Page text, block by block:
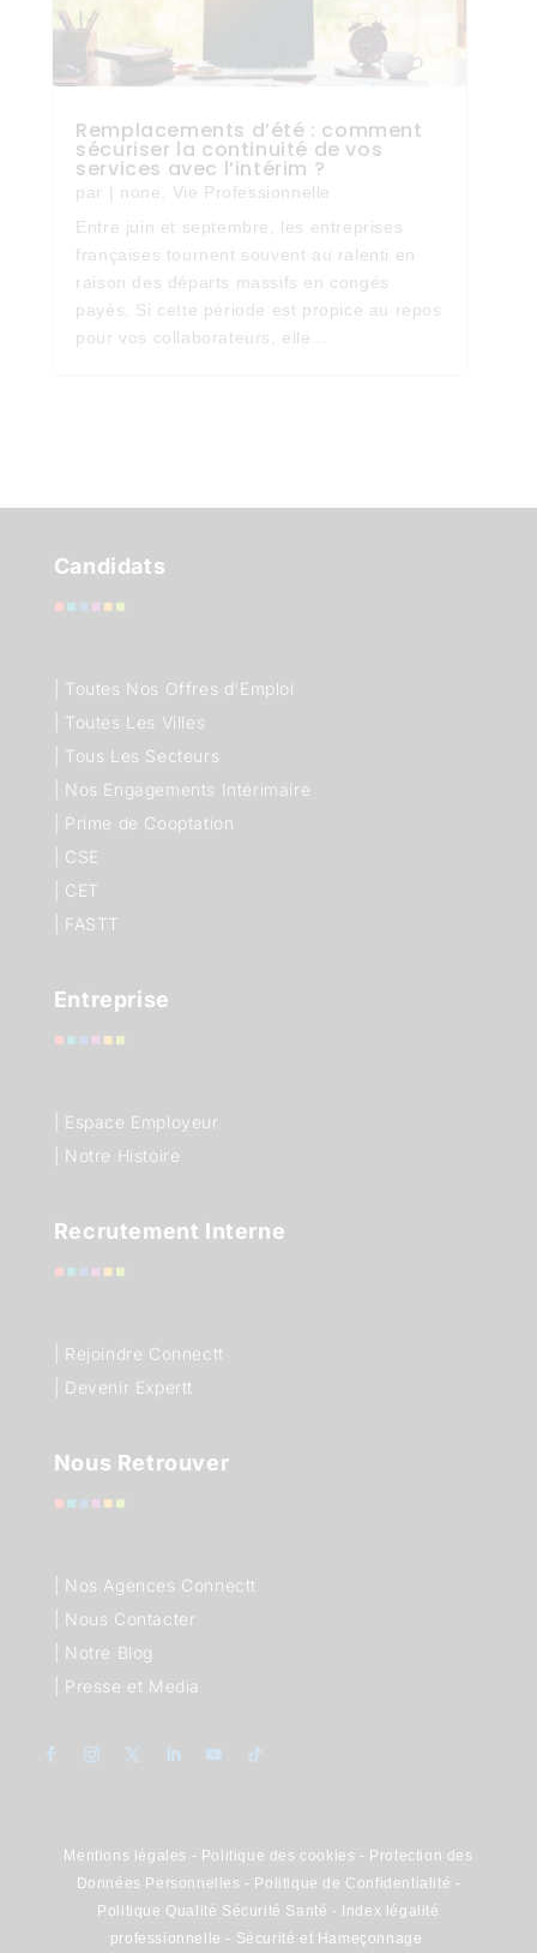
Remplacements d’été : comment
sécuriser la continuité de vos
services avec l’intérim ?
par none
Vie Professionnelle
Entre juin et septembre, les entreprises
françaises tournent souvent au ralenti en
raison des départs massifs en congés
payés. Si cette période est propice au repos
pour vos collaborateurs, elle...
Candidats
Toutes Nos Offres d'Emploi
Toutes Les Villes
Tous Les Secteurs
Nos Engagements Intérimaire
Prime de Cooptation
CSE
CET
FASTT
Entreprise
| Espace Employeur
| Notre Histoire
Recrutement Interne
| Rejoindre Connectt
| Devenir Expertt
Nous Retrouver
Nos Agences Connectt
Nous Contacter
Notre Blog
Presse et Media
Mentions légales - Politique des cookies - Protection des
Données Personnelles - Politique de Confidentialité -
Politique Qualité Sécurité Santé - Index légalité
professionnelle - Sécurité et Hameçonnage